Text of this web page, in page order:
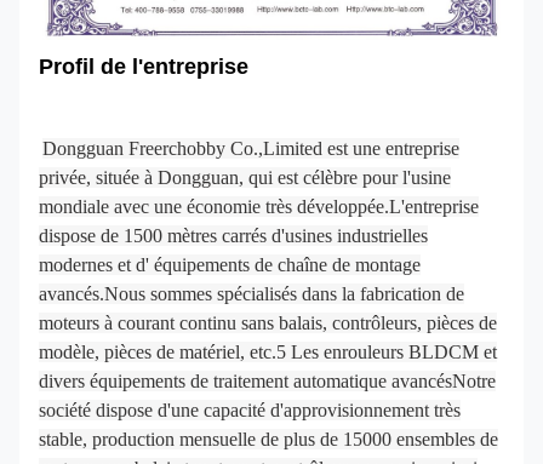
Profil de l'entreprise
Dongguan Freerchobby Co.,Limited est une entreprise
privée, située à Dongguan, qui est célèbre pour l'usine
mondiale avec une économie très développée.L'entreprise
dispose de 1500 mètres carrés d'usines industrielles
modernes et d' équipements de chaîne de montage
avancés.Nous sommes spécialisés dans la fabrication de
moteurs à courant continu sans balais, contrôleurs, pièces de
modèle, pièces de matériel, etc.5 Les enrouleurs BLDCM et
divers équipements de traitement automatique avancésNotre
société dispose d'une capacité d'approvisionnement très
stable, production mensuelle de plus de 15000 ensembles de